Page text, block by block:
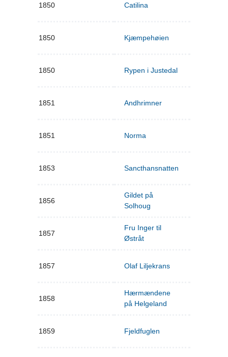
1850 Catilina
1850 Kjæmpehøien
1850 Rypen i Justedal
1851 Andhrimner
1851 Norma
1853 Sancthansnatten
1856
Gildet på
Solhoug
1857
Fru Inger til
Østråt
1857 Olaf Liljekrans
1858
Hærmændene
på Helgeland
1859 Fjeldfuglen